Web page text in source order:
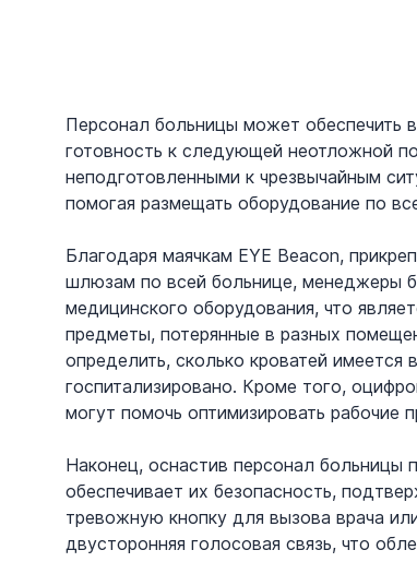
Персонал больницы может обеспечить
готовность к следующей неотложной
неподготовленными к чрезвычайным
помогая размещать оборудование по
Благодаря маячкам EYE Beacon,
шлюзам по всей больнице, менеджеры
медицинского оборудования, что
предметы, потерянные в разных
определить, сколько кроватей
госпитализировано. Кроме того,
могут помочь оптимизировать рабочие
Наконец, оснастив персонал больницы
обеспечивает их безопасность,
тревожную кнопку для вызова врача
двусторонняя голосовая связь, что